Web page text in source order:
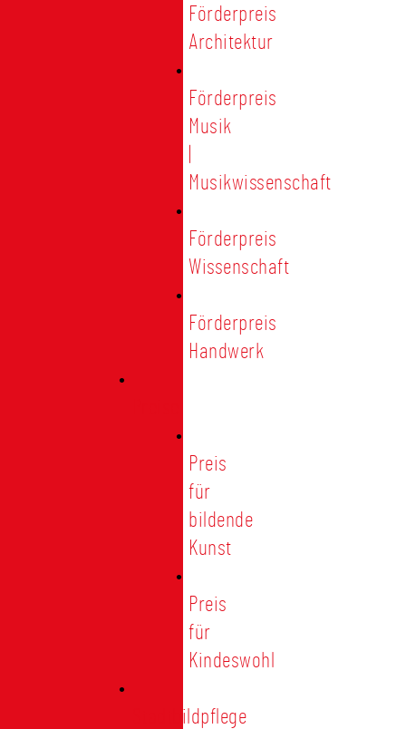
Förderpreis
Architektur
Förderpreis
Musik
Musikwissenschaft
Förderpreis
Wissenschaft
Förderpreis
Handwerk
Preis
für
bildende
Kunst
Preis
für
Kindeswohl
Stadtbildpflege